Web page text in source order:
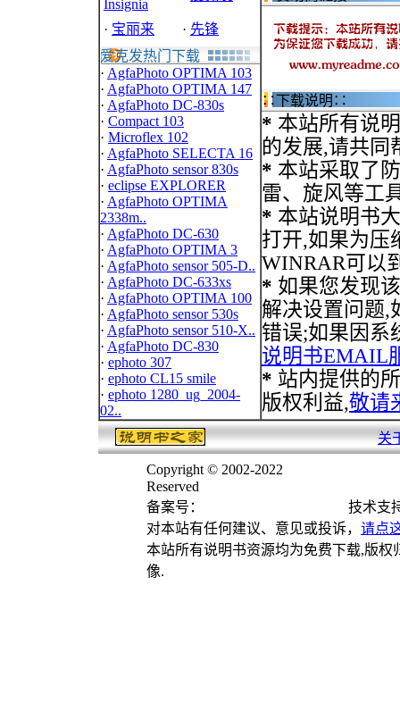
Insignia
· 宝丽来 · 先锋
爱克发热门下载
· AgfaPhoto OPTIMA 103
· AgfaPhoto OPTIMA 147
· AgfaPhoto DC-830s
· Compact 103
· Microflex 102
· AgfaPhoto SELECTA 16
· AgfaPhoto sensor 830s
· eclipse EXPLORER
· AgfaPhoto OPTIMA
2338m..
· AgfaPhoto DC-630
· AgfaPhoto OPTIMA 3
· AgfaPhoto sensor 505-D..
· AgfaPhoto DC-633xs
· AgfaPhoto OPTIMA 100
· AgfaPhoto sensor 530s
· AgfaPhoto sensor 510-X..
· AgfaPhoto DC-830
· ephoto 307
· ephoto CL15 smile
· ephoto 1280_ug_2004-
02..
∷下载说明∷
* 本站所有说
的发展,请共同
* 本站采取了
雷、旋风等工
* 本站说明书
打开,如果为压
WINRAR可以
* 如果您发现
解决设置问题,
错误;如果因系
说明书EMAIL
* 站内提供的
版权利益,敬请
关
Copyright © 2002-2022
Reserved
备案号：
技术支
对本站有任何建议、意见或投诉， 请点
本站所有说明书资源均为免费下载,版
像.